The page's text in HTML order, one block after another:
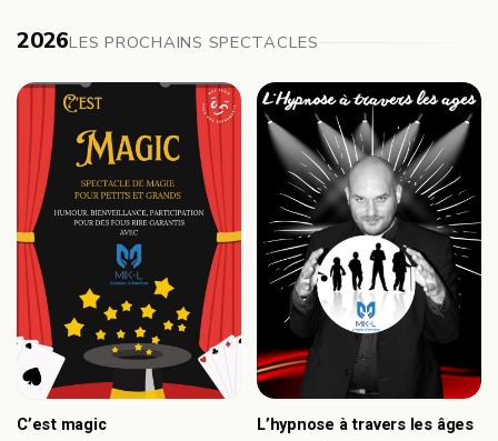
2026LES PROCHAINS SPECTACLES
C’est magic L’hypnose à travers les âges